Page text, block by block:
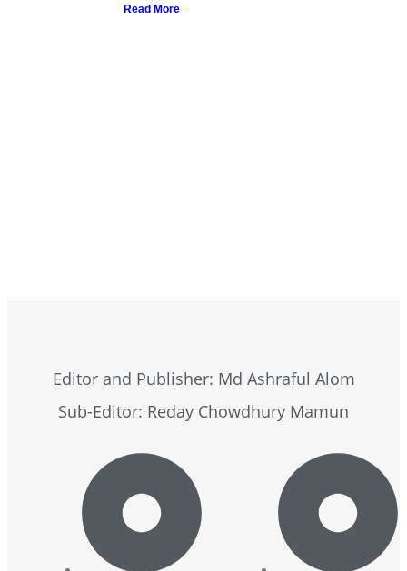
Read More
Editor and Publisher: Md Ashraful Alom
Sub-Editor: Reday Chowdhury Mamun